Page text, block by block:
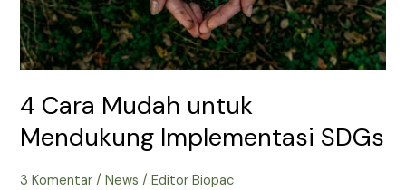
4 Cara Mudah untuk
Mendukung Implementasi SDGs
3 Komentar /News /Editor Biopac